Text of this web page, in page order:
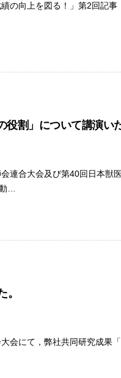
の向上を図る！」第2回記事
割」について講演い
連合大会及び第40回日本獣
…
会にて，弊社共同研究成果